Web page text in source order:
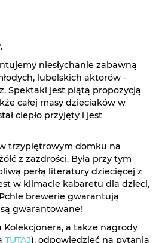
niesłychanie zabawną
lubelskich aktorów -
Spektakl jest piątą propozycją
całej masy dzieciaków w
ciepło przyjęty i jest
w trzypiętrowym domku na
z zazdrości. Była przy tym
perłą literatury dziecięcej z
w klimacie kabaretu dla dzieci,
brewerie gwarantują
gwarantowane!
a także nagrody
TUTAJ), odpowiedzieć na pytania